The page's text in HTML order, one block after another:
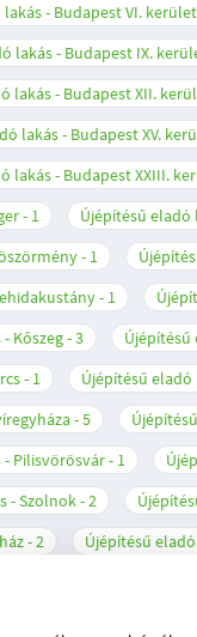
- Budapest VI. kerület
lakás - Budapest IX.
lakás - Budapest XII.
lakás - Budapest XV.
lakás - Budapest XXIII.
1 Újépítésű eladó
1
1
Kőszeg 3 Újépítésű
1 Újépítésű eladó
5
- Pilisvörösvár 1
- Szolnok 2
2 Újépítésű